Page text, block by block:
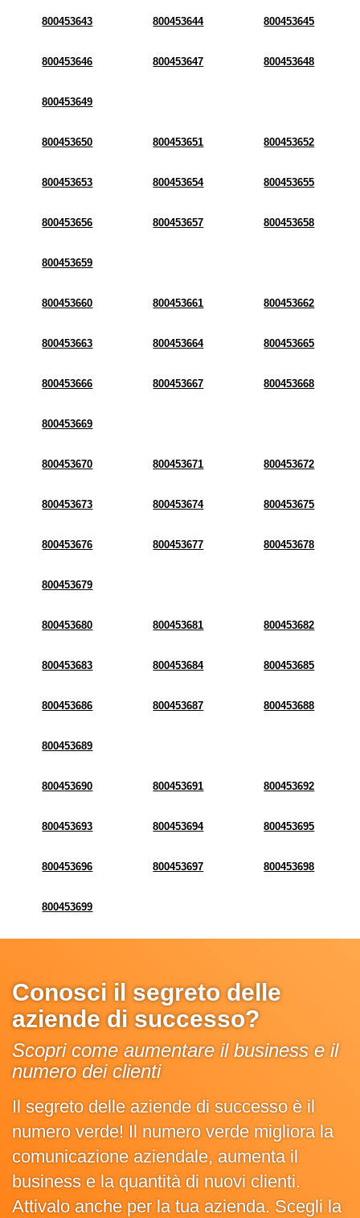
800453643 800453644 800453645
800453646 800453647 800453648
800453649
800453650 800453651 800453652
800453653 800453654 800453655
800453656 800453657 800453658
800453659
800453660 800453661 800453662
800453663 800453664 800453665
800453666 800453667 800453668
800453669
800453670 800453671 800453672
800453673 800453674 800453675
800453676 800453677 800453678
800453679
800453680 800453681 800453682
800453683 800453684 800453685
800453686 800453687 800453688
800453689
800453690 800453691 800453692
800453693 800453694 800453695
800453696 800453697 800453698
800453699
Conosci il segreto delle
aziende di successo?
Scopri come aumentare il business e il
numero dei clienti
Il segreto delle aziende di successo è il
numero verde! Il numero verde migliora la
comunicazione aziendale, aumenta il
business e la quantità di nuovi clienti.
Attivalo anche per la tua azienda. Scegli la